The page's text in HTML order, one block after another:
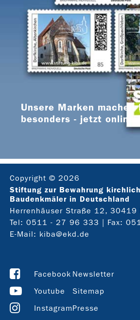
Unsere Marken machen
besonders - jetzt online
Copyright © 2026
Stiftung zur Bewahrung
Baudenkmäler in Deutschland
Herrenhäuser Straße 12, 30419
Tel: 0511 - 27 96 333 | Fax:
E-Mail: kiba@ekd.de
Facebook
Youtube
Instagram
Newsletter
Sitemap
Presse